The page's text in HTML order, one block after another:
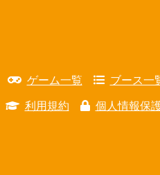
ゲーム一覧 ブース一
利用規約 個人情報保